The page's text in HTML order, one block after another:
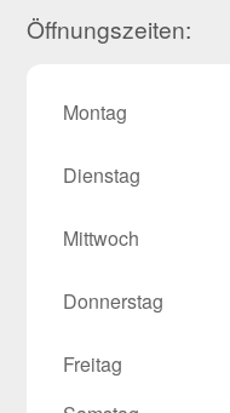
Öffnungszeiten:
Montag
Dienstag
Mittwoch
Donnerstag
Freitag